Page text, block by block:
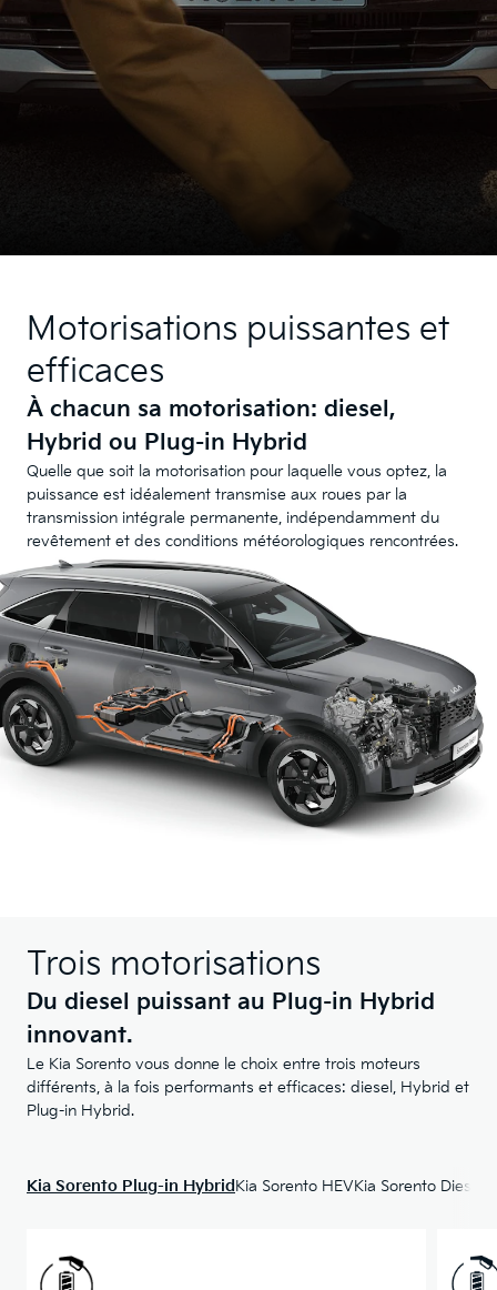
Systèmes de sécurité et
d’assistance intelligents.
Découvrez les technologies innovantes et
intuitives du Kia Sorento.
Assistance à la conduite sur
autoroute avec assistant de
changement de voie (HDA
2.0)
Assistant actif angles morts
(BCA)
Avertisseur anticollision
frontale actif 2.0
Motorisations puissantes et
efficaces
À chacun sa motorisation: diesel,
Hybrid ou Plug-in Hybrid
Quelle que soit la motorisation pour laquelle vous optez, la
puissance est idéalement transmise aux roues par la
transmission intégrale permanente, indépendamment du
revêtement et des conditions météorologiques rencontrées.
Trois motorisations
Du diesel puissant au Plug-in Hybrid
innovant.
Le Kia Sorento vous donne le choix entre trois moteurs
différents, à la fois performants et efficaces: diesel, Hybrid et
Plug-in Hybrid.
Kia Sorento Plug-in HybridKia Sorento HEVKia Sorento Diesel